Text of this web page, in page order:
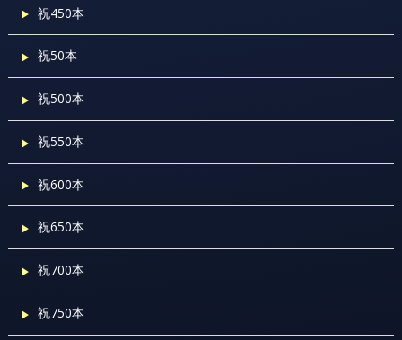
祝450本
祝50本
祝500本
祝550本
祝600本
祝650本
祝700本
祝750本